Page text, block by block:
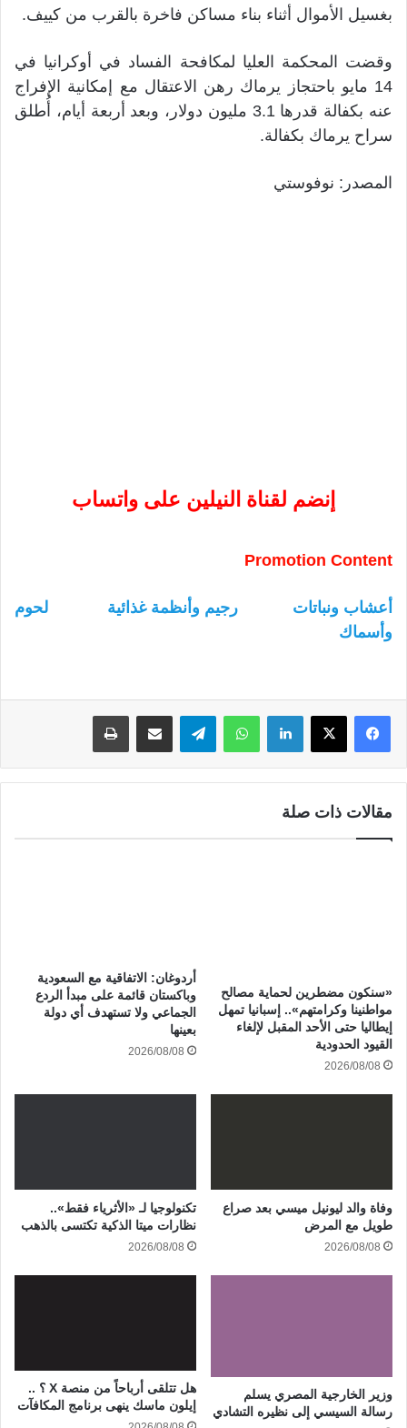
بغسيل الأموال أثناء بناء مساكن فاخرة بالقرب من كييف.
وقضت المحكمة العليا لمكافحة الفساد في أوكرانيا في
14 مايو باحتجاز يرماك رهن الاعتقال مع إمكانية الإفراج
عنه بكفالة قدرها 3.1 مليون دولار، وبعد أربعة أيام، أُطلق
سراح يرماك بكفالة.
المصدر: نوفوستي
إنضم لقناة النيلين على واتساب
Promotion Content
أعشاب ونباتات رجيم وأنظمة غذائية
لحوم
وأسماك
لينكدإن واتساب
مقالات ذات صلة
«سنكون مضطرين لحماية مصالح
مواطنينا وكرامتهم».. إسبانيا تمهل
إيطاليا حتى الأحد المقبل لإلغاء
القيود الحدودية
2026/08/08
أردوغان: الاتفاقية مع السعودية
وباكستان قائمة على مبدأ الردع
الجماعي ولا تستهدف أي دولة
بعينها
2026/08/08
وفاة والد ليونيل ميسي بعد صراع
طويل مع المرض
2026/08/08
تكنولوجيا لـ «الأثرياء فقط»..
نظارات ميتا الذكية تكتسى بالذهب
2026/08/08
وزير الخارجية المصري يسلم
رسالة السيسي إلى نظيره التشادي
هل تتلقى أرباحاً من منصة X ؟ ..
إيلون ماسك ينهى برنامج المكافآت